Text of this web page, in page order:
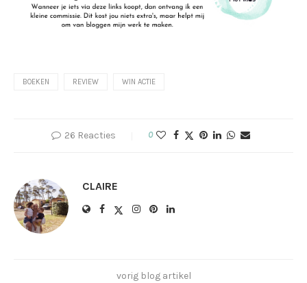
BOEKEN REVIEW WIN ACTIE
26 Reacties 0
CLAIRE
vorig blog artikel